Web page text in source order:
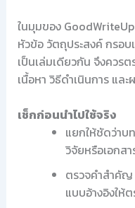
ในมุมของ
หัวข้อ วัตถุประสงค์ กรอ
เป็นเล่มเดียวกัน จึงควร
เนื้อหา วิธีดำเนินการ แล
เช็กก่อนนำไปใช้จริง
แยกให้ชัดว่าบ
วิจัยหรือเอกสา
ตรวจคำสำคัญ
แบบอ้างอิงให้